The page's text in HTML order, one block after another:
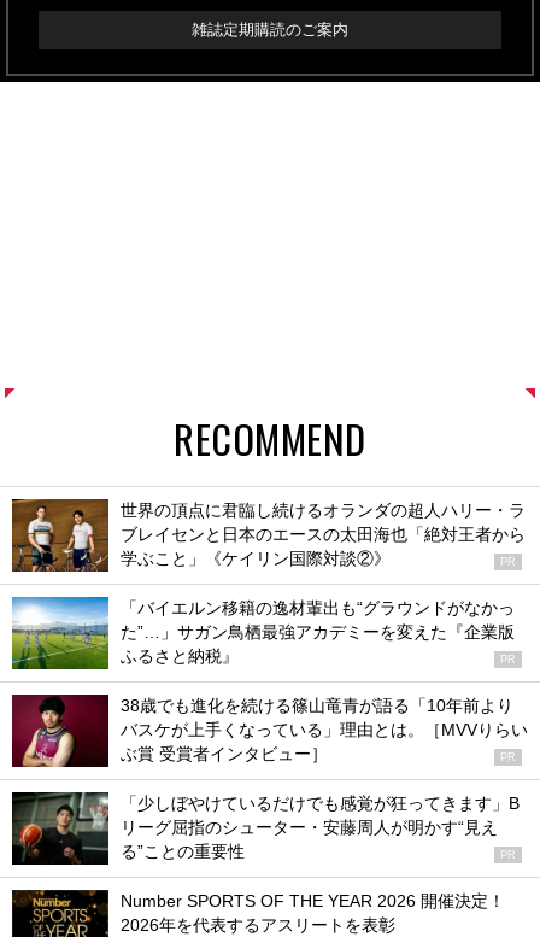
雑誌定期購読のご案内
RECOMMEND
世界の頂点に君臨し続けるオランダの超人ハリー・ラ
ブレイセンと日本のエースの太田海也「絶対王者から
学ぶこと」《ケイリン国際対談②》
PR
「バイエルン移籍の逸材輩出も“グラウンドがなかっ
た”…」サガン鳥栖最強アカデミーを変えた『企業版
ふるさと納税』
PR
38歳でも進化を続ける篠山竜青が語る「10年前より
バスケが上手くなっている」理由とは。［MVVりらい
ぶ賞 受賞者インタビュー］
PR
「少しぼやけているだけでも感覚が狂ってきます」B
リーグ屈指のシューター・安藤周人が明かす“見え
る”ことの重要性
PR
Number SPORTS OF THE YEAR 2026 開催決定！
2026年を代表するアスリートを表彰